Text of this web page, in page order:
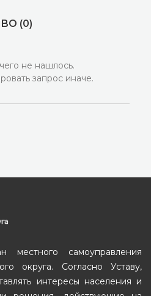
(0)
не нашлось.
запрос иначе.
местного самоуправления
округа. Согласно Уставу,
интересы населения и